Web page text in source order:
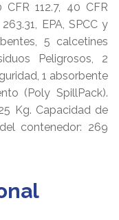
CFR 112.7, 40 CFR
EPA, SPCC y
5 calcetines
Peligrosos, 2
1 absorbente
(Poly SpillPack).
Kg. Capacidad de
contenedor: 269